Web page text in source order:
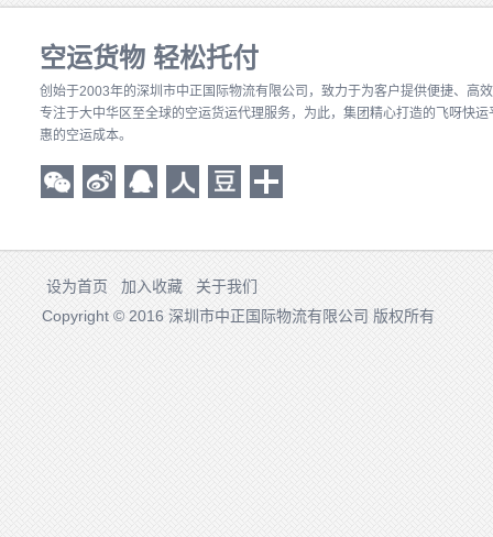
空运货物 轻松托付
创始于2003年的深圳市中正国际物流有限公司 ，致力于为客户提供便捷、高
专注于大中华区至全球的空运货运代理服务，为此，集团精心打造的飞呀快
惠的空运成本。
设为首页 加入收藏
关于我们
Copyright © 2016 深圳市中正国际物流有限公司 版权所有